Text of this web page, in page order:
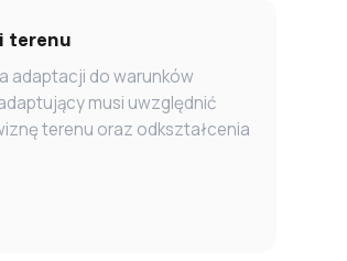
terenu
adaptacji do warunków
musi uwzględnić
terenu oraz odkształcenia